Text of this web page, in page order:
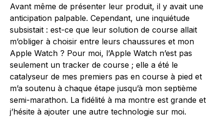
Avant même de présenter leur produit, il y avait une
anticipation palpable. Cependant, une inquiétude
subsistait : est-ce que leur solution de course allait
m’obliger à choisir entre leurs chaussures et mon
Apple Watch ? Pour moi, l’Apple Watch n’est pas
seulement un tracker de course ; elle a été le
catalyseur de mes premiers pas en course à pied et
m’a soutenu à chaque étape jusqu’à mon septième
semi-marathon. La fidélité à ma montre est grande et
j’hésite à ajouter une autre technologie sur moi.